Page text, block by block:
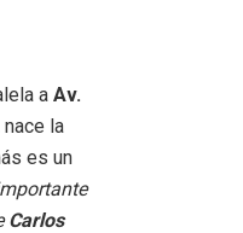
a Av.
nace la
es un
Carlos